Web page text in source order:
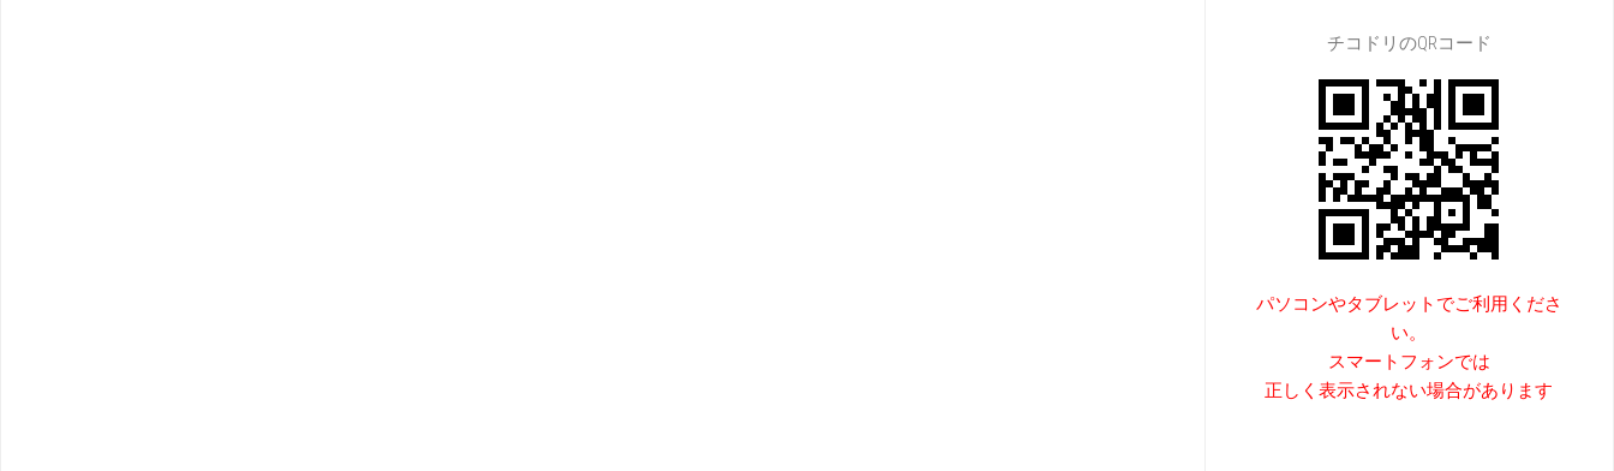
チコドリのQRコード
パソコンやタブレットでご利用くださ
い。
スマートフォンでは
正しく表示されない場合があります